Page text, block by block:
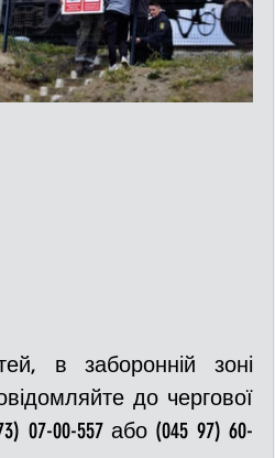
в заборонній зоні
до чергової
00-557 або (045 97) 60-